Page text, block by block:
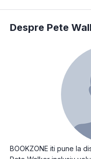
Despre Pete
BOOKZONE iti pune la